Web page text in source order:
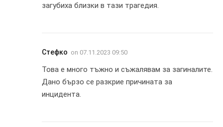
загубиха близки в тази трагедия.
Стефко on 07.11.2023 09:50
Това е много тъжно и съжалявам за загиналите.
Дано бързо се разкрие причината за
инцидента.